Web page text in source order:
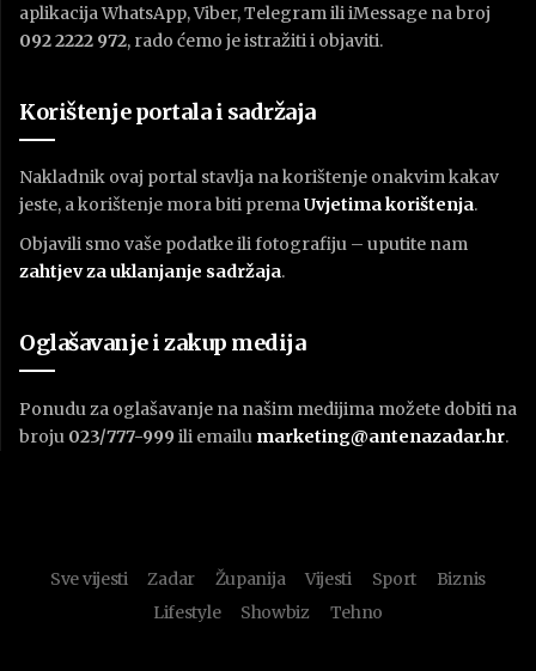
aplikacija WhatsApp, Viber, Telegram ili iMessage na broj
092 2222 972, rado ćemo je istražiti i objaviti.
Korištenje portala i sadržaja
Nakladnik ovaj portal stavlja na korištenje onakvim kakav
jeste, a korištenje mora biti premaUvjetima korištenja.
Objavili smo vaše podatke ili fotografiju – uputite nam
zahtjev za uklanjanje sadržaja.
Oglašavanje i zakup medija
Ponudu za oglašavanje na našim medijima možete dobiti na
broju 023/777-999 ili emailu marketing@antenazadar.hr.
Sve vijesti Zadar Županija Vijesti Sport
Biznis
Lifestyle
Showbiz Tehno